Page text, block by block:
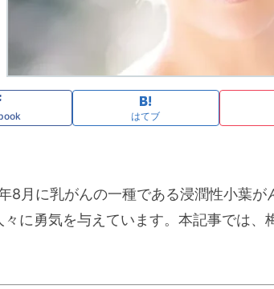
はてブ
8月に乳がんの一種である浸潤性小葉
に勇気を与えています。本記事では